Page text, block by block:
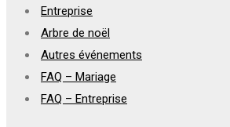
Entreprise
Arbre de noël
Autres événements
FAQ – Mariage
FAQ – Entreprise